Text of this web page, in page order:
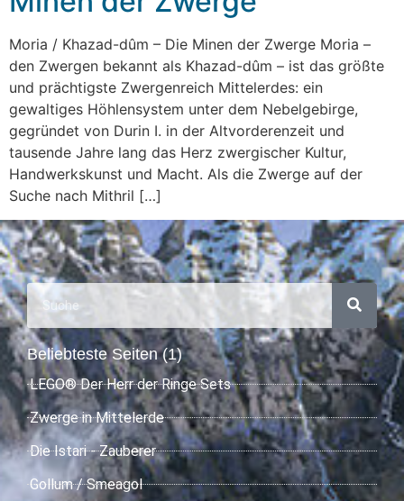
Moria / Khazad-dûm – Die Minen der Zwerge Moria –
den Zwergen bekannt als Khazad-dûm – ist das größte
und prächtigste Zwergenreich Mittelerdes: ein
gewaltiges Höhlensystem unter dem Nebelgebirge,
gegründet von Durin I. in der Altvorderenzeit und
tausende Jahre lang das Herz zwergischer Kultur,
Handwerkskunst und Macht. Als die Zwerge auf der
Suche nach Mithril […]
Beliebteste Seiten (1)
LEGO® Der Herr der Ringe Sets
Zwerge in Mittelerde
Die Istari - Zauberer
Gollum / Smeagol